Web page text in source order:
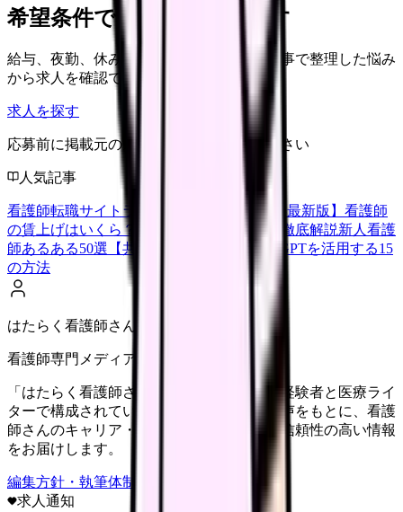
希望条件で看護師求人を探す
給与、夜勤、休み、ブランクなど、この記事で整理した悩み
から求人を確認できます。
求人を探す
応募前に掲載元の最新情報を確認してください
人気記事
看護師転職サイトランキングTOP5【2026年最新版】 看護師
の賃上げはいくら？2026年度の最新情報を徹底解説新人看護
師あるある50選【共感必至】
看護師がChatGPTを活用する15
の方法
はたらく看護師さん編集部
看護師専門メディア
「はたらく看護師さん」編集部は、看護師経験者と医療ライ
ターで構成されています。現場のリアルな声をもとに、看護
師さんのキャリア・転職・働き方に関する信頼性の高い情報
をお届けします。
編集方針・執筆体制・監修体制を見る
求人通知